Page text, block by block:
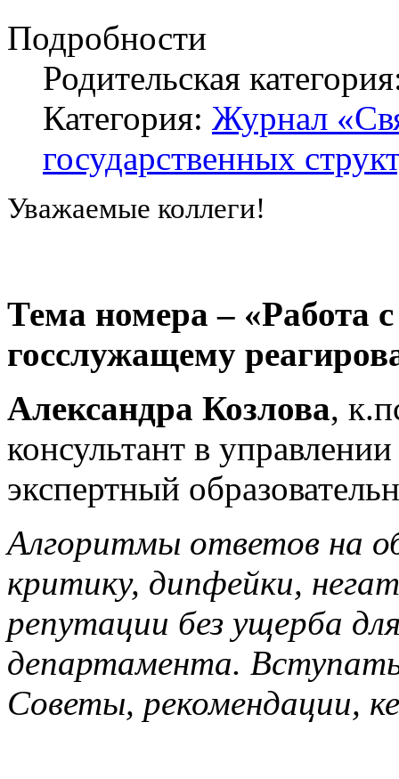
Подробности
Родительская
Категория: Журнал
государственных
Уважаемые коллеги!
Тема номера – «Работа
госслужащему
Александра Козлова,
консультант в
экспертный
Алгоритмы ответов на
критику, дипфейки,
репутации без ущерба
департамента.
Советы, рекомендации,